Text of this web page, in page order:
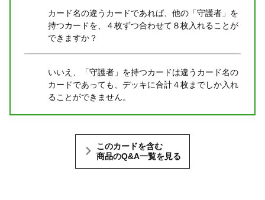
カード名の違うカードであれば、他の「守護者」を
持つカードを、４枚ずつ合わせて８枚入れることが
できますか？
いいえ、「守護者」を持つカードは違うカード名の
カードであっても、デッキに合計４枚までしか入れ
ることができません。
このカードを含む
商品のQ&A一覧を見る